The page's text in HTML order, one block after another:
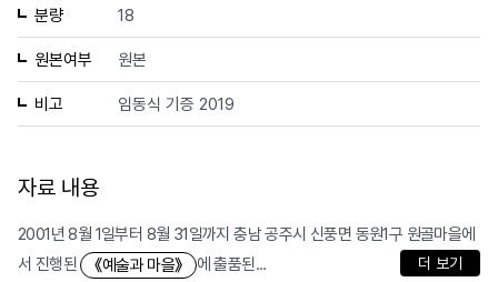
분량 18
원본여부 원본
비고 임동식 기증 2019
자료 내용
2001년 8월 1일부터 8월 31일까지 충남 공주시 신풍면 동원1구 원골마을에
서 진행된
《예술과 마을》 에 출품된... 더 보기